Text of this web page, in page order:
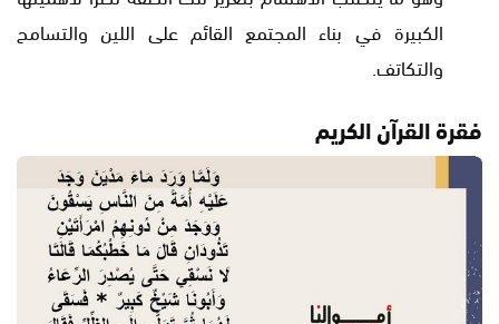
الكبيرة في بناء المجتمع القائم على اللين والتسامح
والتكاتف.
فقرة القرآن الكريم